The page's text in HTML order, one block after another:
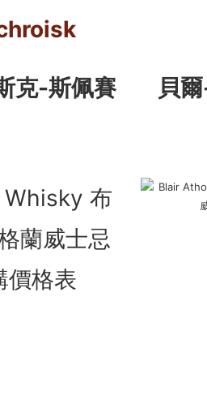
克-斯佩賽 貝爾